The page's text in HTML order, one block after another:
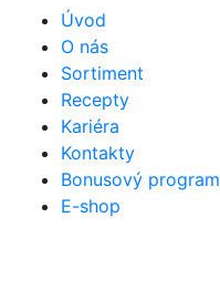
Úvod
O nás
Sortiment
Recepty
Kariéra
Kontakty
Bonusový program
E-shop